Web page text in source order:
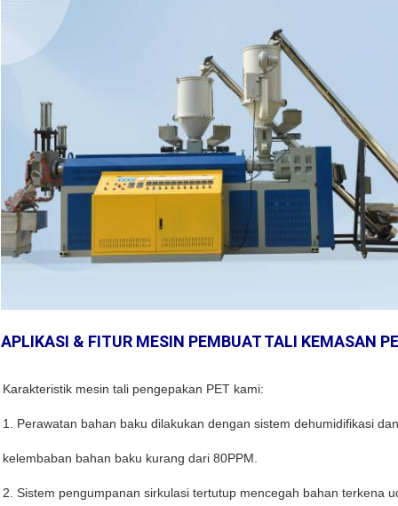
APLIKASI & FITUR MESIN PEMBUAT TALI KEMASAN
Karakteristik mesin tali pengepakan PET kami:
1. Perawatan bahan baku dilakukan dengan sistem dehumidifikasi
kelembaban bahan baku kurang dari 80PPM.
2. Sistem pengumpanan sirkulasi tertutup mencegah bahan terkena